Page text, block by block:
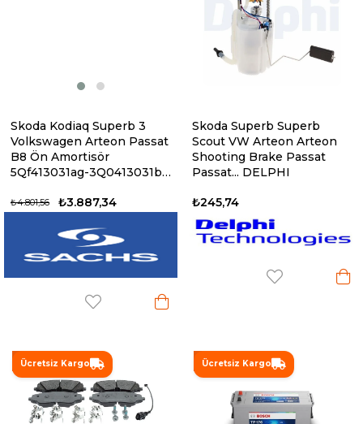
Skoda Kodiaq Superb 3
Volkswagen Arteon Passat
B8 Ön Amortisör
5Qf413031ag-3Q0413031bf-
₺3.887,34
₺4.801,56
Skoda Superb Superb
Scout VW Arteon Arteon
Shooting Brake Passat
Passat... DELPHI
₺245,74
Ücretsiz Kargo
%10 Ücretsiz Kargo
%10